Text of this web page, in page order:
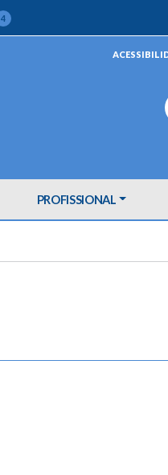
4
PROFISSIONAL